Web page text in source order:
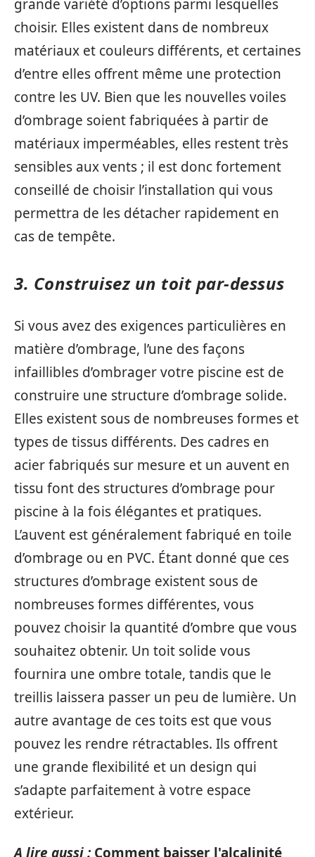
grande variété d’options parmi lesquelles
choisir. Elles existent dans de nombreux
matériaux et couleurs différents, et certaines
d’entre elles offrent même une protection
contre les UV. Bien que les nouvelles voiles
d’ombrage soient fabriquées à partir de
matériaux imperméables, elles restent très
sensibles aux vents ; il est donc fortement
conseillé de choisir l’installation qui vous
permettra de les détacher rapidement en
cas de tempête.
3. Construisez un toit par-dessus
Si vous avez des exigences particulières en
matière d’ombrage, l’une des façons
infaillibles d’ombrager votre piscine est de
construire une structure d’ombrage solide.
Elles existent sous de nombreuses formes et
types de tissus différents. Des cadres en
acier fabriqués sur mesure et un auvent en
tissu font des structures d’ombrage pour
piscine à la fois élégantes et pratiques.
L’auvent est généralement fabriqué en toile
d’ombrage ou en PVC. Étant donné que ces
structures d’ombrage existent sous de
nombreuses formes différentes, vous
pouvez choisir la quantité d’ombre que vous
souhaitez obtenir. Un toit solide vous
fournira une ombre totale, tandis que le
treillis laissera passer un peu de lumière. Un
autre avantage de ces toits est que vous
pouvez les rendre rétractables. Ils offrent
une grande flexibilité et un design qui
s’adapte parfaitement à votre espace
extérieur.
A lire aussi : Comment baisser l'alcalinité